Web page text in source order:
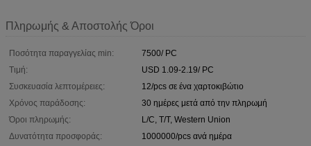
Πληρωμής & Αποστολής Όροι
Ποσότητα παραγγελίας min:
7500/ PC
Τιμή:
USD 1.09-2.19/ PC
Συσκευασία λεπτομέρειες:
12/pcs σε ένα χαρτοκιβώτιο
Χρόνος παράδοσης:
30 ημέρες μετά από την πληρωμή
Όροι πληρωμής:
L/C, T/T, Western Union
Δυνατότητα προσφοράς:
1000000/pcs ανά ημέρα